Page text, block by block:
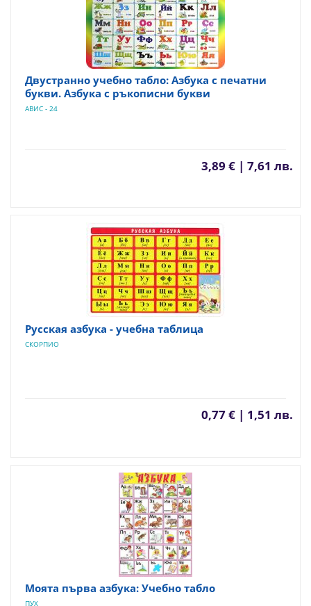
Двустранно учебно табло: Азбука с печатни
букви. Азбука с ръкописни букви
АВИС - 24
3,89 € | 7,61 лв.
Русская азбука - учебна таблица
СКОРПИО
0,77 € | 1,51 лв.
Моята първа азбука: Учебно табло
ПУХ